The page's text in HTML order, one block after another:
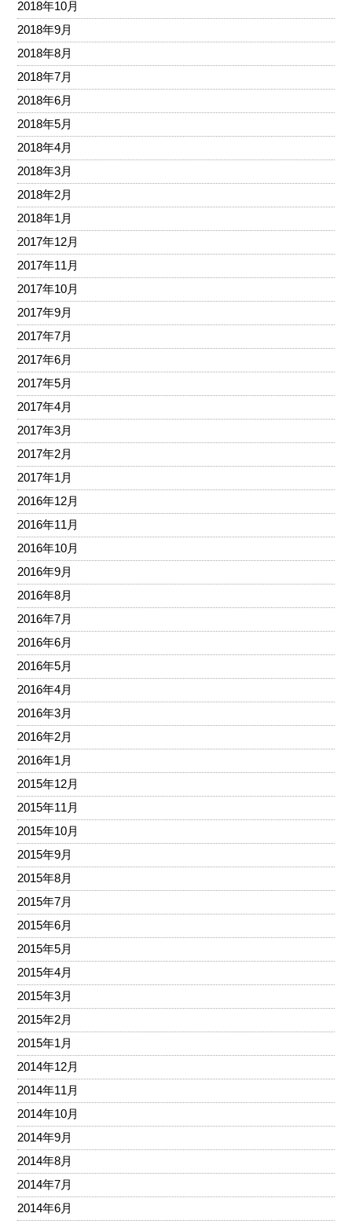
2018年10月
2018年9月
2018年8月
2018年7月
2018年6月
2018年5月
2018年4月
2018年3月
2018年2月
2018年1月
2017年12月
2017年11月
2017年10月
2017年9月
2017年7月
2017年6月
2017年5月
2017年4月
2017年3月
2017年2月
2017年1月
2016年12月
2016年11月
2016年10月
2016年9月
2016年8月
2016年7月
2016年6月
2016年5月
2016年4月
2016年3月
2016年2月
2016年1月
2015年12月
2015年11月
2015年10月
2015年9月
2015年8月
2015年7月
2015年6月
2015年5月
2015年4月
2015年3月
2015年2月
2015年1月
2014年12月
2014年11月
2014年10月
2014年9月
2014年8月
2014年7月
2014年6月